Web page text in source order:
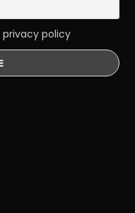
policy